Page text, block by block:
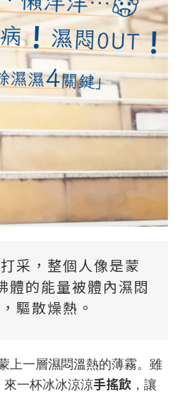
采，整個人像是蒙
體的能量被體內濕悶
驅散燥熱。
上一層濕悶溫熱的薄霧。雖
一杯冰冰涼涼手搖飲 ，讓